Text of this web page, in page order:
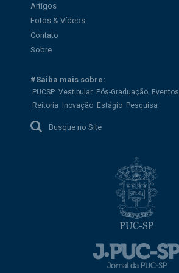
Artigos
Fotos & Vídeos
Contato
Sobre
#Saiba mais sobre:
PUCSP Vestibular Pós-Graduação Eventos
Reitoria
Inovação Estágio Pesquisa
Busque no Site